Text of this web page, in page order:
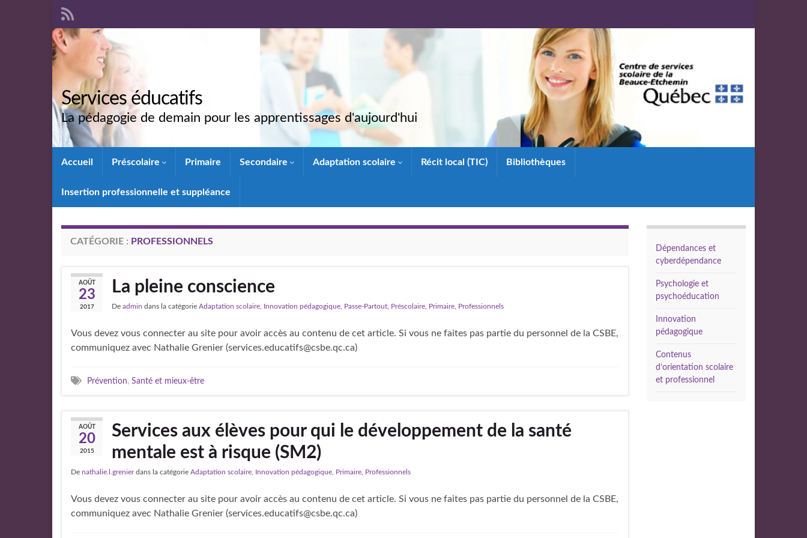
Services éducatifs
La pédagogie de demain pour les apprentissages d'aujourd'hui
Accueil Préscolaire Primaire Secondaire Adaptation scolaire Récit local (TIC) Bibliothèques
Insertion professionnelle et suppléance
CATÉGORIE : PROFESSIONNELS
AOÛT
23
2017
La pleine conscience
De admin dans la catégorie Adaptation scolaire Innovation pédagogique Passe-Partout Préscolaire Primaire Professionnels
Vous devez vous connecter au site pour avoir accès au contenu de cet article. Si vous ne faites pas partie du personnel de la CSBE,
communiquez avec Nathalie Grenier (services.educatifs@csbe.qc.ca)
Prévention, Santé et mieux-être
AOÛT
20
2015
Services aux élèves pour qui le développement de la santé
mentale est à risque (SM2)
De nathalie.l.grenierdans la catégorie Adaptation scolaire Innovation pédagogique Primaire Professionnels
Vous devez vous connecter au site pour avoir accès au contenu de cet article. Si vous ne faites pas partie du personnel de la CSBE,
communiquez avec Nathalie Grenier (services.educatifs@csbe.qc.ca)
Dépendances et
cyberdépendance
Psychologie et
psychoéducation
Innovation
pédagogique
Contenus
d’orientation scolaire
et professionnel